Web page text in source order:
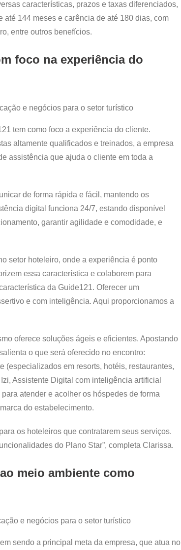
características, prazos e taxas diferenciados,
144 meses e carência de até 180 dias, com
entre outros benefícios.
foco na experiência do
tem como foco a experiência do cliente.
altamente qualificados e treinados, a empresa
assistência que ajuda o cliente em toda a
de forma rápida e fácil, mantendo os
digital funciona 24/7, estando disponível
garantir agilidade e comodidade, e
setor hoteleiro, onde a experiência é ponto
essa característica e colaborem para
da Guide121. Oferecer um
e com inteligência. Aqui proporcionamos a
oferece soluções ágeis e eficientes. Apostando
o que será oferecido no encontro:
em resorts, hotéis, restaurantes,
Assistente Digital com inteligência artificial
atender e acolher os hóspedes de forma
do estabelecimento.
os hoteleiros que contratarem seus serviços.
do Plano Star”, completa Clarissa.
meio ambiente como
sendo a principal meta da empresa, que atua no